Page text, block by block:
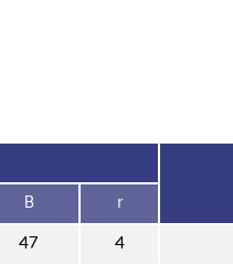
B r
47 4